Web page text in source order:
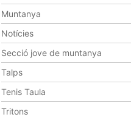
Muntanya
Notícies
Secció jove de muntanya
Talps
Tenis Taula
Tritons